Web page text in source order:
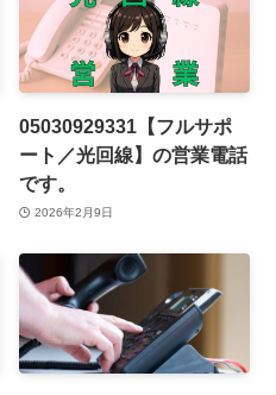
05030929331【フルサポ
ート／光回線】の営業電話
です。
2026年2月9日